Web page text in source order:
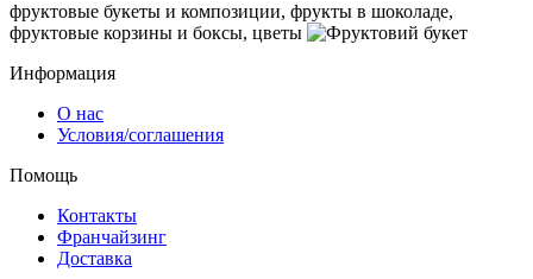
фруктовые букеты и композиции, фрукты в шоколаде,
фруктовые корзины и боксы, цветы
Информация
О нас
Условия/соглашения
Помощь
Контакты
Франчайзинг
Доставка